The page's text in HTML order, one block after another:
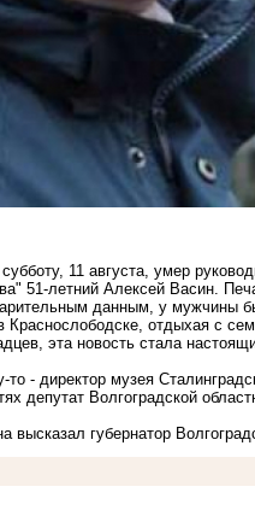
11 августа, умер
51-летний Алексей Васин.
данным, у мужчины
отдыхая с
эта новость стала
- директор музея
депутат Волгоградской
губернатор